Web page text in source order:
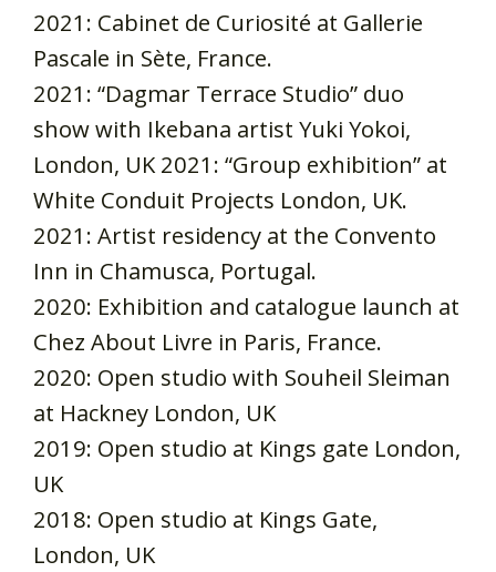
2021: Cabinet de Curiosité at Gallerie
Pascale in Sète, France.
2021: “Dagmar Terrace Studio” duo
show with Ikebana artist Yuki Yokoi,
London, UK 2021: “Group exhibition” at
White Conduit Projects London, UK.
2021: Artist residency at the Convento
Inn in Chamusca, Portugal.
2020: Exhibition and catalogue launch at
Chez About Livre in Paris, France.
2020: Open studio with Souheil Sleiman
at Hackney London, UK
2019: Open studio at Kings gate London,
UK
2018: Open studio at Kings Gate,
London, UK